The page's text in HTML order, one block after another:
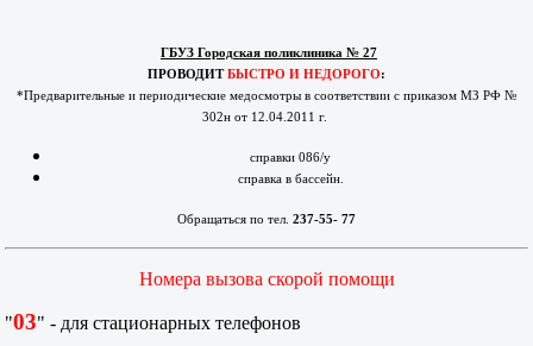
ГБУЗ Городская поликлиника № 27
ПРОВОДИТБЫСТРО И НЕДОРОГО:
*Предварительные и периодические медосмотры в соответствии с приказом МЗ РФ №
302н от 12.04.2011 г.
справки 086/у
справка в бассейн.
Обращаться по тел. 237-55- 77
Номера вызова скорой помощи
"03" - для стационарных телефонов